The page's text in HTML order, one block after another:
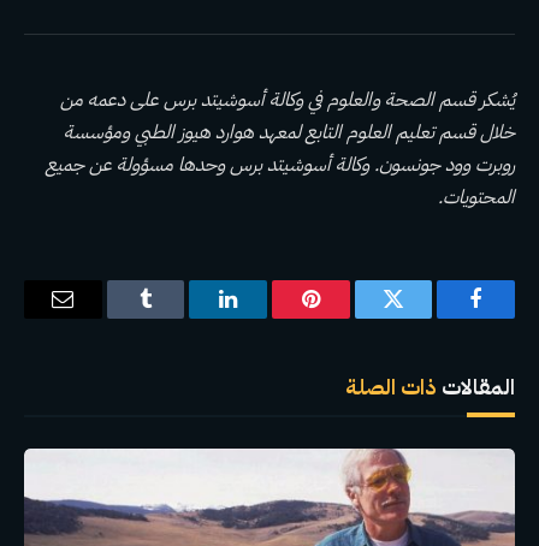
يُشكر قسم الصحة والعلوم في وكالة أسوشيتد برس على دعمه من
خلال قسم تعليم العلوم التابع لمعهد هوارد هيوز الطبي ومؤسسة
روبرت وود جونسون. وكالة أسوشيتد برس وحدها مسؤولة عن جميع
المحتويات.
فيسبوك تويتر بينتيريستلينكدإن Tumblr
البريد
المقالات ذات الصلة